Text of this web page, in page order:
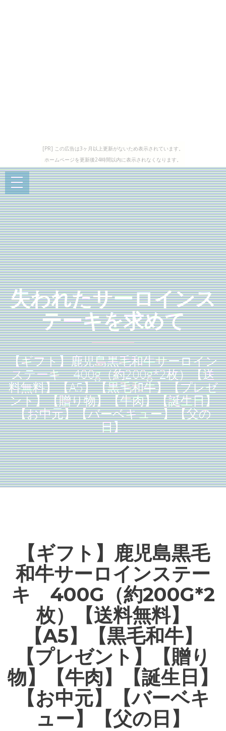
[PR] この広告は3ヶ月以上更新がないため表示されています。
ホームページを更新後24時間以内に表示されなくなります。
失われたサーロインス
テーキを求めて
【ギフト】鹿児島黒毛和牛サーロイン
ステーキ 400g（約200g*2枚）【送
料無料】【A5】【黒毛和牛】【プレゼ
ント】【贈り物】【牛肉】【誕生日】
【お中元】【バーベキュー】【父の
日】
【ギフト】鹿児島黒毛
和牛サーロインステー
キ 400G（約200G*2
枚）【送料無料】
【A5】【黒毛和牛】
【プレゼント】【贈り
物】【牛肉】【誕生日】
【お中元】【バーベキ
ュー】【父の日】